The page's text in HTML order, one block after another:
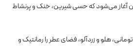
آغاز می‌شود که حسی شیرین، خنک و پرنشاط
هلو و زردآلو، فضای عطر را رمانتیک و